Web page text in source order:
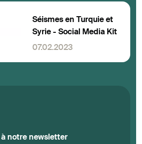
Séismes en Turquie et
Syrie - Social Media Kit
07.02.2023
notre newsletter